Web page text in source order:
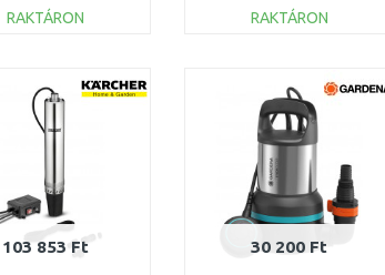
RAKTÁRON
Összehasonlítás
29
RAKTÁRON
Összehasonlítás
103 853 Ft 30 200 Ft